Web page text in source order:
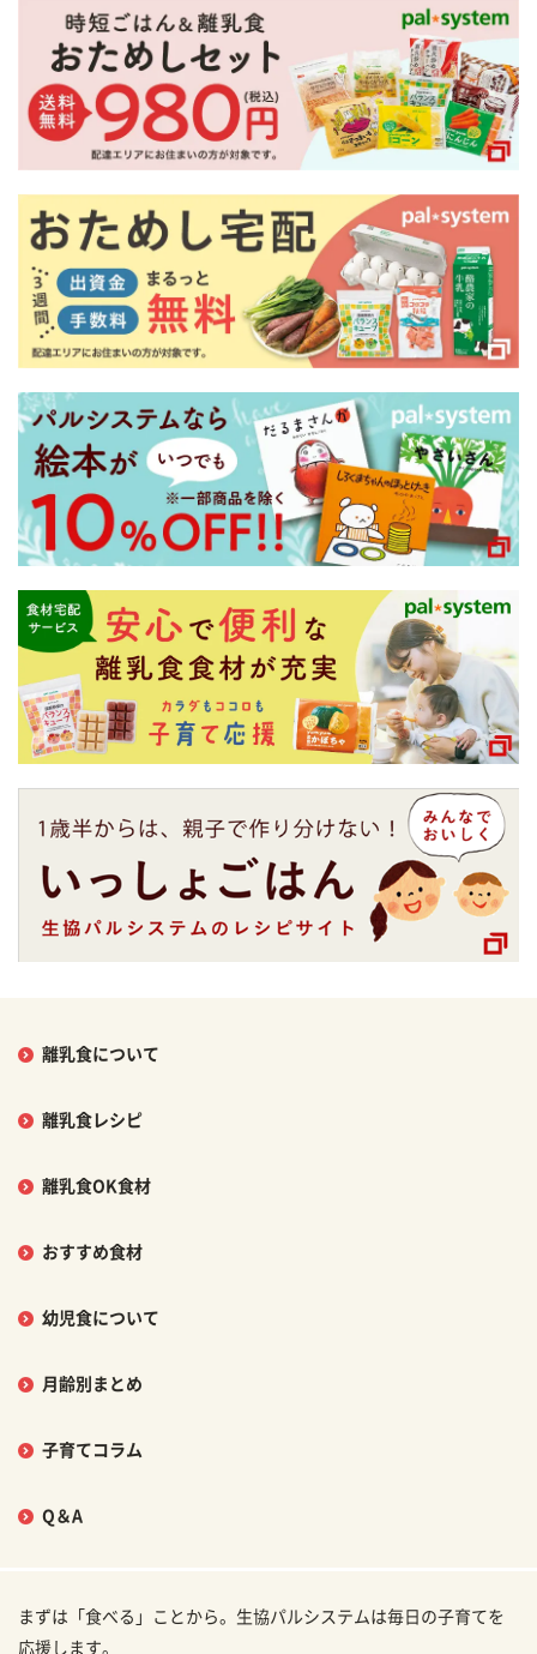
離乳食について
離乳食レシピ
離乳食OK食材
おすすめ食材
幼児食について
月齢別まとめ
子育てコラム
Q＆A
まずは「食べる」ことから。生協パルシステムは毎日の子育てを
応援します。